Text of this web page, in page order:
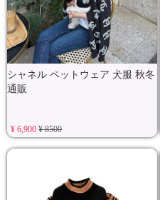
シャネル ペットウェア 犬服 秋冬
通販
¥ 6,900¥ 8500